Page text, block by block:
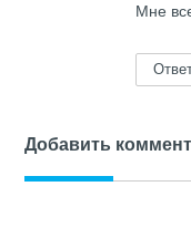
Мне
Добавить